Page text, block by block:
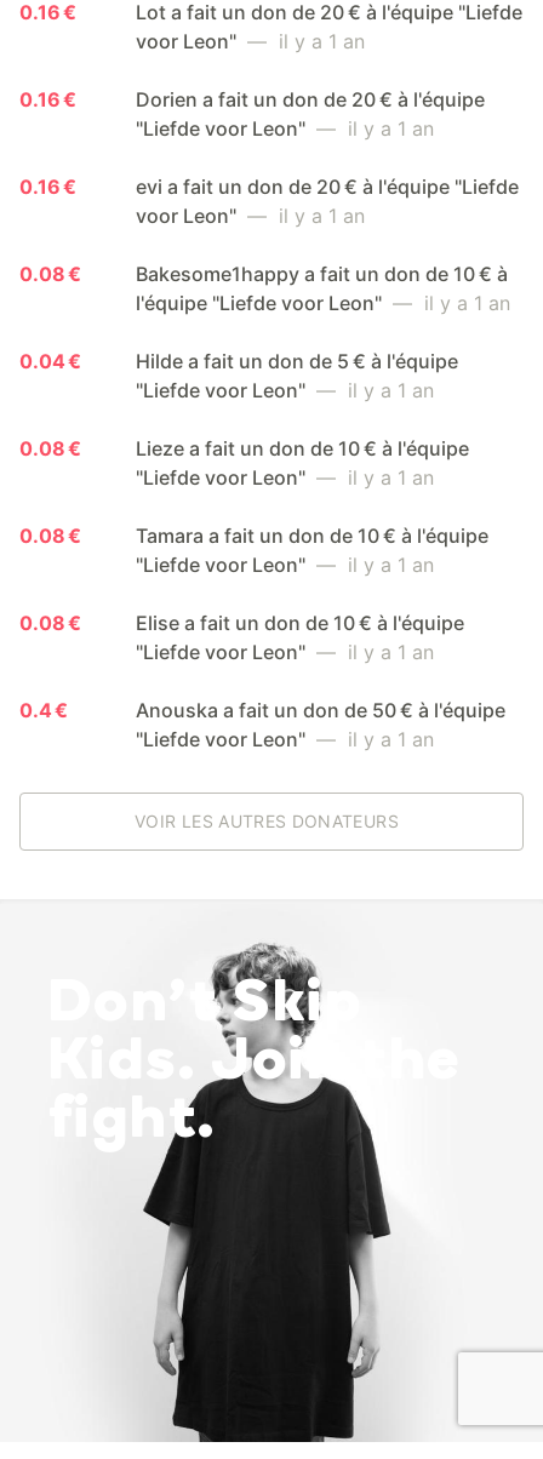
0.16 €
Lot a fait un don de 20 € à l'équipe "Liefde
voor Leon" — il y a 1 an
0.16 €
Dorien a fait un don de 20 € à l'équipe
"Liefde voor Leon" — il y a 1 an
0.16 €
evi a fait un don de 20 € à l'équipe "Liefde
voor Leon" — il y a 1 an
0.08 €
Bakesome1happy a fait un don de 10 € à
l'équipe "Liefde voor Leon" — il y a 1 an
0.04 €
Hilde a fait un don de 5 € à l'équipe
"Liefde voor Leon" — il y a 1 an
0.08 €
Lieze a fait un don de 10 € à l'équipe
"Liefde voor Leon" — il y a 1 an
0.08 €
Tamara a fait un don de 10 € à l'équipe
"Liefde voor Leon" — il y a 1 an
0.08 €
Elise a fait un don de 10 € à l'équipe
"Liefde voor Leon" — il y a 1 an
0.4 €
Anouska a fait un don de 50 € à l'équipe
"Liefde voor Leon" — il y a 1 an
VOIR LES AUTRES DONATEURS
Don’t Skip
Kids. Join the
fight.